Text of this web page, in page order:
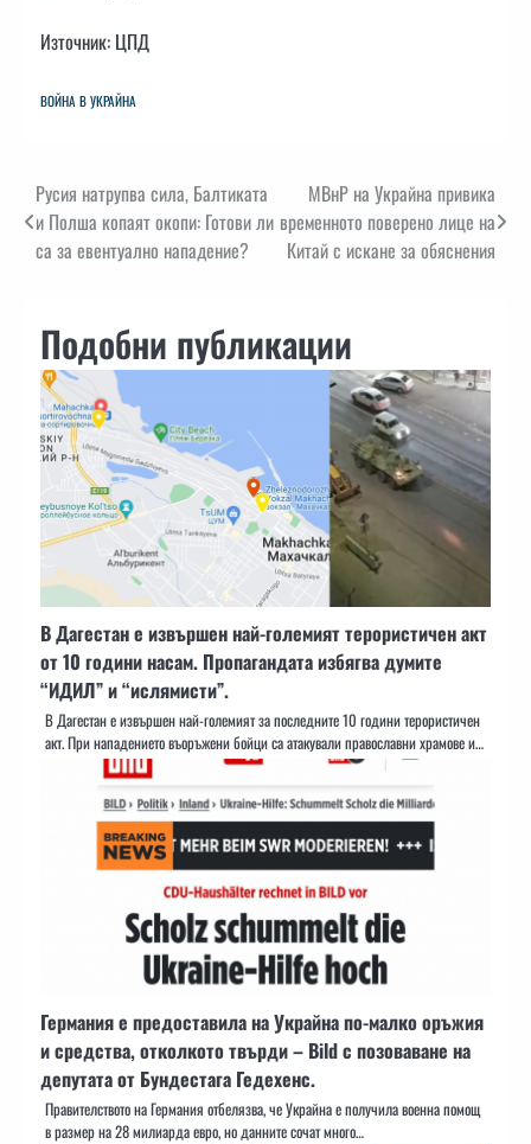
Източник: ЦПД
ВОЙНА В УКРАЙНА
Навигация
Русия натрупва сила, Балтиката
и Полша копаят окопи: Готови ли
са за евентуално нападение?
МВнР на Украйна привика
временното поверено лице на
Китай с искане за обяснения
Подобни публикации
В Дагестан е извършен най-големият терористичен акт
от 10 години насам. Пропагандата избягва думите
“ИДИЛ” и “ислямисти”.
В Дагестан е извършен най-големият за последните 10 години терористичен
акт. При нападението въоръжени бойци са атакували православни храмове и…
Германия е предоставила на Украйна по-малко оръжия
и средства, отколкото твърди – Bild с позоваване на
депутата от Бундестага Гедехенс.
Правителството на Германия отбелязва, че Украйна е получила военна помощ
в размер на 28 милиарда евро, но данните сочат много…